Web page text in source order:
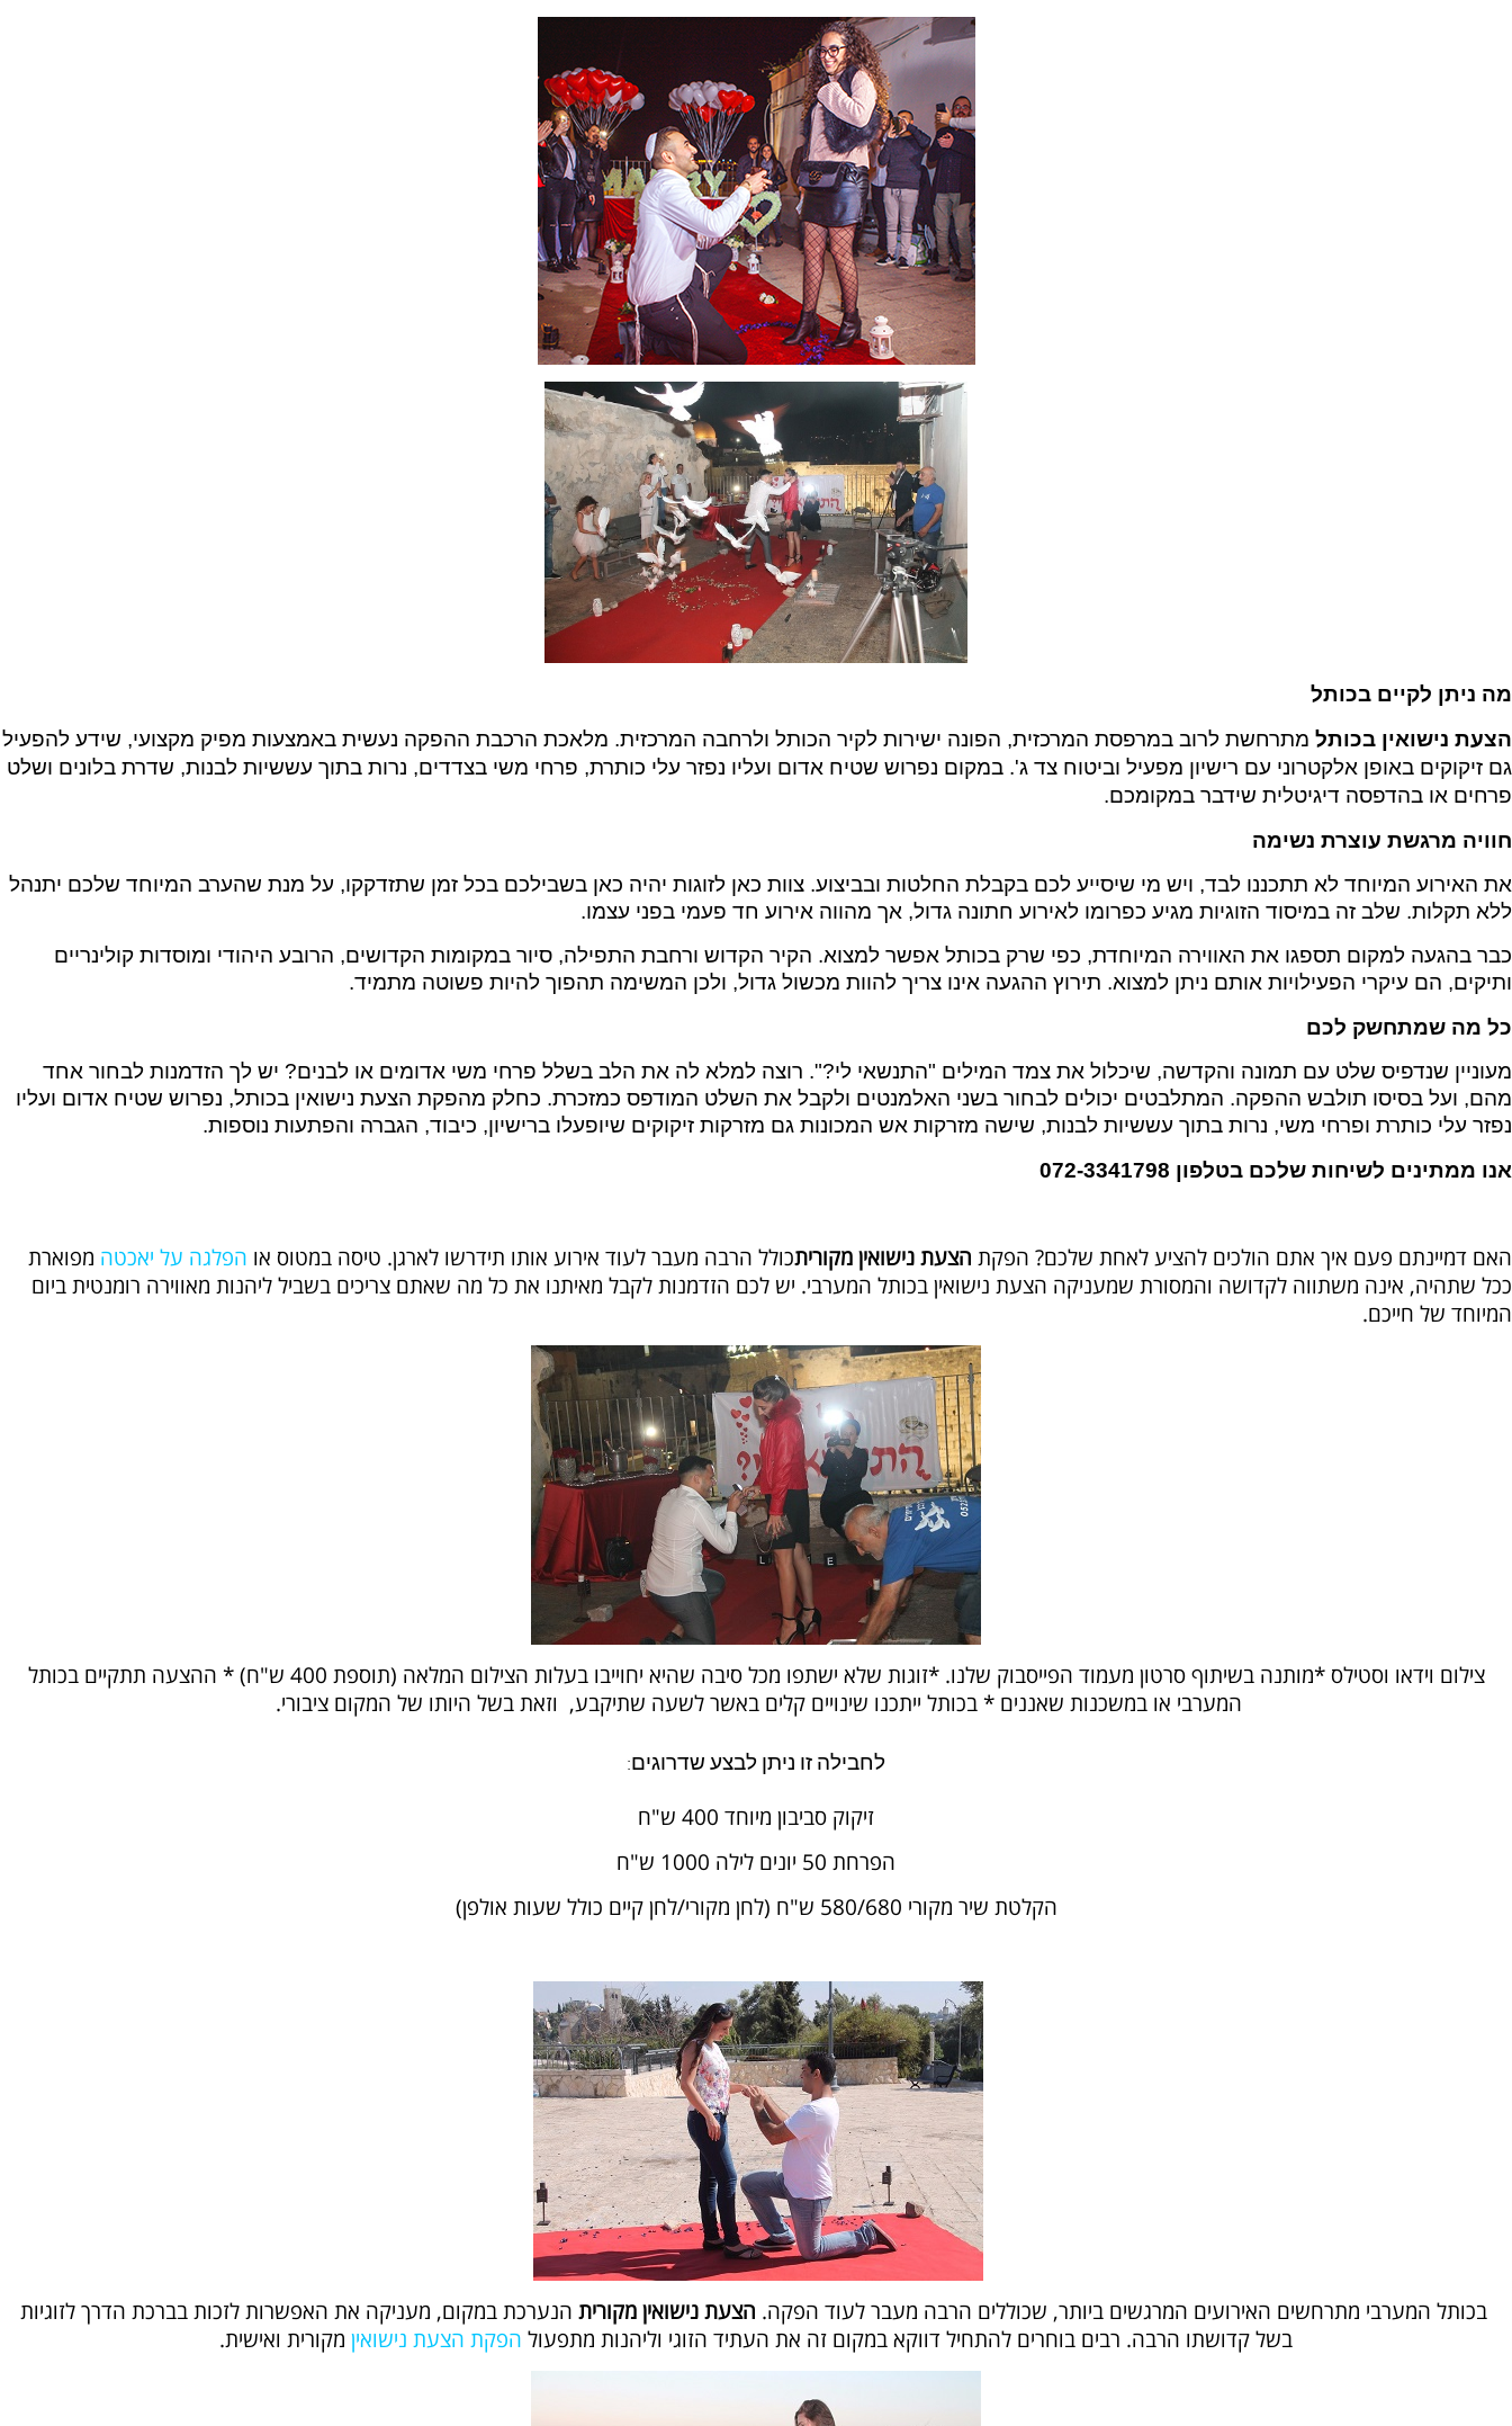
מה ניתן לקיים בכותל
הצעת נישואין בכותל מתרחשת לרוב במרפסת המרכזית, הפונה ישירות לקיר הכותל ולרחבה המרכזית. מלאכת הרכבת ההפקה נעשית באמצעות מפיק מקצועי, שידע להפעיל
גם זיקוקים באופן אלקטרוני עם רישיון מפעיל וביטוח צד ג'. במקום נפרוש שטיח אדום ועליו נפזר עלי כותרת, פרחי משי בצדדים, נרות בתוך עששיות לבנות, שדרת בלונים ושלט
פרחים או בהדפסה דיגיטלית שידבר במקומכם.
חוויה מרגשת עוצרת נשימה
את האירוע המיוחד לא תתכננו לבד, ויש מי שיסייע לכם בקבלת החלטות ובביצוע. צוות כאן לזוגות יהיה כאן בשבילכם בכל זמן שתזדקקו, על מנת שהערב המיוחד שלכם יתנהל
ללא תקלות. שלב זה במיסוד הזוגיות מגיע כפרומו לאירוע חתונה גדול, אך מהווה אירוע חד פעמי בפני עצמו.
כבר בהגעה למקום תספגו את האווירה המיוחדת, כפי שרק בכותל אפשר למצוא. הקיר הקדוש ורחבת התפילה, סיור במקומות הקדושים, הרובע היהודי ומוסדות קולינריים
ותיקים, הם עיקרי הפעילויות אותם ניתן למצוא. תירוץ ההגעה אינו צריך להוות מכשול גדול, ולכן המשימה תהפוך להיות פשוטה מתמיד.
כל מה שמתחשק לכם
מעוניין שנדפיס שלט עם תמונה והקדשה, שיכלול את צמד המילים "התנשאי לי?". רוצה למלא לה את הלב בשלל פרחי משי אדומים או לבנים? יש לך הזדמנות לבחור אחד
מהם, ועל בסיסו תולבש ההפקה. המתלבטים יכולים לבחור בשני האלמנטים ולקבל את השלט המודפס כמזכרת. כחלק מהפקת הצעת נישואין בכותל, נפרוש שטיח אדום ועליו
נפזר עלי כותרת ופרחי משי, נרות בתוך עששיות לבנות, שישה מזרקות אש המכונות גם מזרקות זיקוקים שיופעלו ברישיון, כיבוד, הגברה והפתעות נוספות.
אנו ממתינים לשיחות שלכם בטלפון 072-3341798
האם דמיינתם פעם איך אתם הולכים להציע לאחת שלכם? הפקת הצעת נישואין מקוריתכולל הרבה מעבר לעוד אירוע אותו תידרשו לארגן. טיסה במטוס או הפלגה על יאכטה מפוארת
ככל שתהיה, אינה משתווה לקדושה והמסורת שמעניקה הצעת נישואין בכותל המערבי. יש לכם הזדמנות לקבל מאיתנו את כל מה שאתם צריכים בשביל ליהנות מאווירה רומנטית ביום
המיוחד של חייכם.
צילום וידאו וסטילס
*מותנה בשיתוף סרטון מעמוד הפייסבוק שלנו. *זוגות שלא ישתפו מכל סיבה שהיא יחוייבו בעלות הצילום המלאה (תוספת 400 ש"ח) * ההצעה תתקיים בכותל
המערבי או במשכנות שאננים * בכותל ייתכנו שינויים קלים באשר לשעה שתיקבע, וזאת בשל היותו של המקום ציבורי.
לחבילה זו ניתן לבצע שדרוגים:
זיקוק סביבון מיוחד 400 ש"ח
הפרחת 50 יונים לילה 1000 ש"ח
הקלטת שיר מקורי 580/680 ש"ח (לחן מקורי/לחן קיים כולל שעות אולפן)
בכותל המערבי מתרחשים האירועים המרגשים ביותר, שכוללים הרבה מעבר לעוד הפקה. הצעת נישואין מקורית הנערכת במקום, מעניקה את האפשרות לזכות בברכת הדרך לזוגיות
בשל קדושתו הרבה. רבים בוחרים להתחיל דווקא במקום זה את העתיד הזוגי וליהנות מתפעול הפקת הצעת נישואין מקורית ואישית.